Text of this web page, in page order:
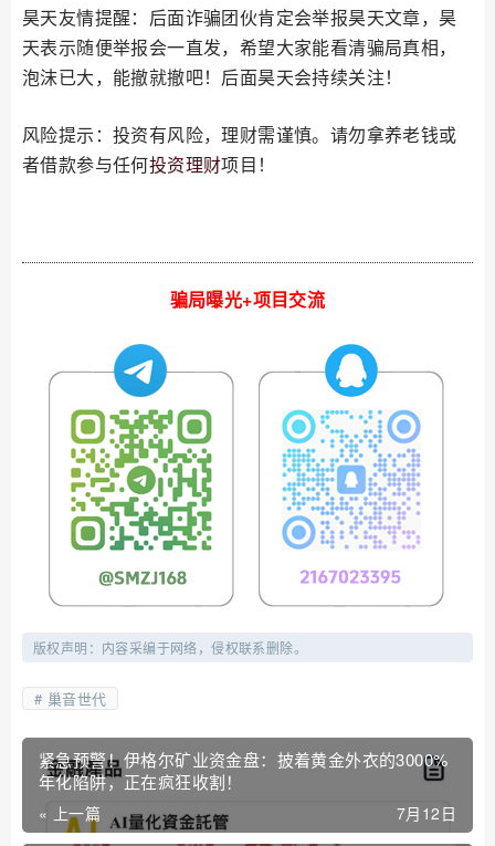
昊天友情提醒：后面诈骗团伙肯定会举报昊天文章，昊
天表示随便举报会一直发，希望大家能看清骗局真相，
泡沫已大，能撤就撤吧！后面昊天会持续关注！
风险提示：投资有风险，理财需谨慎。请勿拿养老钱或
者借款参与任何投资理财项目！
骗局曝光+项目交流
版权声明：内容采编于网络，侵权联系删除。
巢音世代
紧急预警！伊格尔矿业资金盘：披着黄金外衣的3000%
年化陷阱，正在疯狂收割！
« 上一篇 7月12日